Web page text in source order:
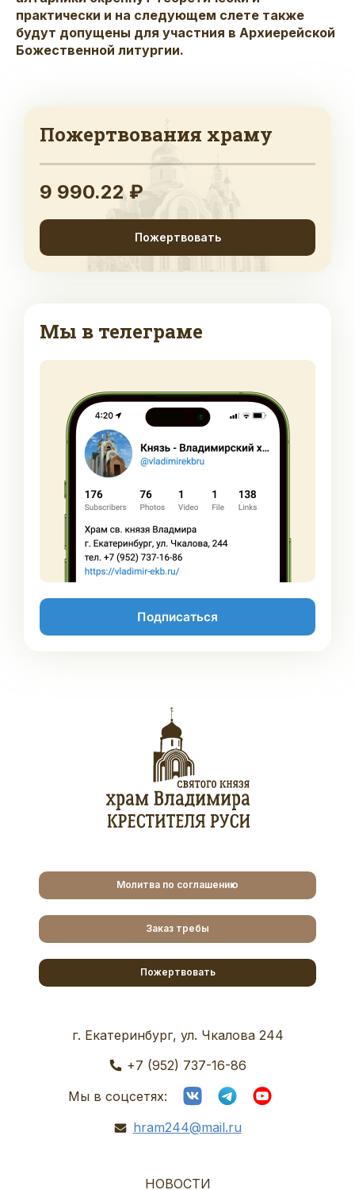
практически и на следующем слете также
будут допущены для участния в Архиерейской
Божественной литургии.
Пожертвования храму
9 990.22 ₽
Пожертвовать
Мы в телеграме
Подписаться
Молитва по соглашению
Заказ требы
Пожертвовать
г. Екатеринбург, ул. Чкалова 244
+7 (952) 737-16-86
Мы в соцсетях:
hram244@mail.ru
НОВОСТИ